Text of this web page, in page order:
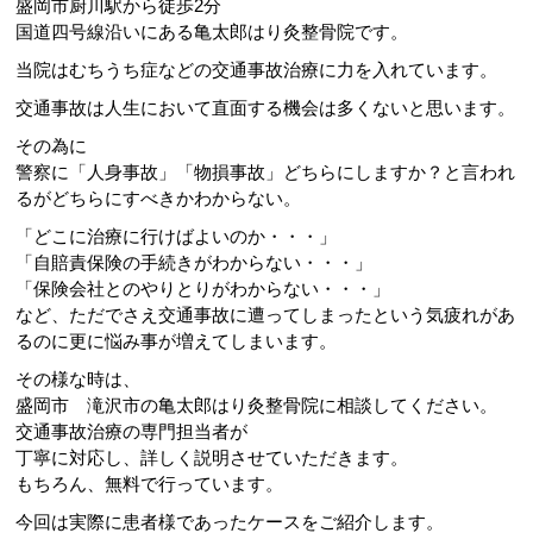
盛岡市厨川駅から徒歩2分
国道四号線沿いにある亀太郎はり灸整骨院です。
当院はむちうち症などの交通事故治療に力を入れています。
交通事故は人生において直面する機会は多くないと思います。
その為に
警察に「人身事故」「物損事故」どちらにしますか？と言われ
るがどちらにすべきかわからない。
「どこに治療に行けばよいのか・・・」
「自賠責保険の手続きがわからない・・・」
「保険会社とのやりとりがわからない・・・」
など、ただでさえ交通事故に遭ってしまったという気疲れがあ
るのに更に悩み事が増えてしまいます。
その様な時は、
盛岡市 滝沢市の亀太郎はり灸整骨院に相談してください。
交通事故治療の専門担当者が
丁寧に対応し、詳しく説明させていただきます。
もちろん、無料で行っています。
今回は実際に患者様であったケースをご紹介します。